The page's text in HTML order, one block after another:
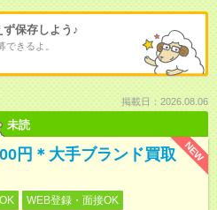
ず保存しよう♪
きるよ。
掲載日：2026.08.06
未読
NEW
円＊大手ブランド買取
WEB登録・面接OK